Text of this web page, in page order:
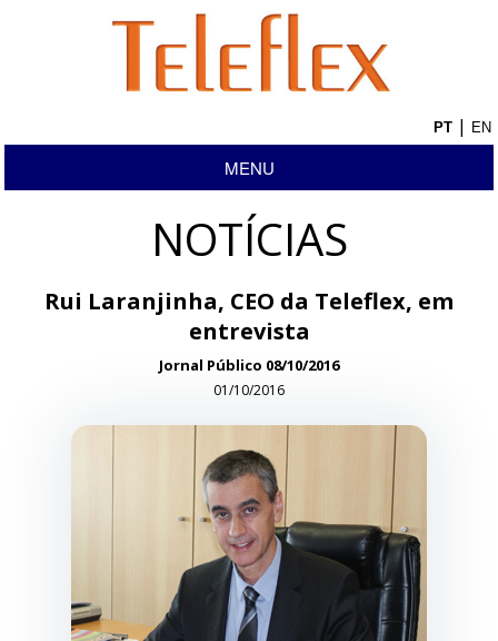
|
MENU
NOTÍCIAS
Rui Laranjinha, CEO da Teleflex, em
entrevista
Jornal Público 08/10/2016
01/10/2016